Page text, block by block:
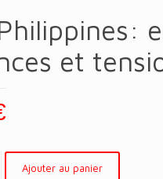
et
Ajouter au panier